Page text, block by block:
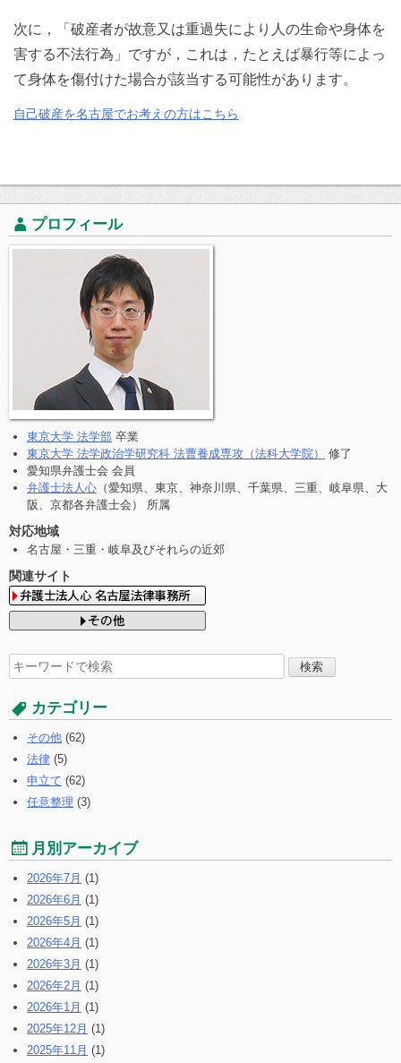
次に，「破産者が故意又は重過失により人の生命や身体を
害する不法行為」ですが，これは，たとえば暴行等によっ
て身体を傷付けた場合が該当する可能性があります。
自己破産を名古屋でお考えの方はこちら
プロフィール
東京大学 法学部 卒業
東京大学 法学政治学研究科 法曹養成専攻（法科大学院）
修了
愛知県弁護士会 会員
弁護士法人心 （愛知県、東京、神奈川県、千葉県、三重、岐阜県、大
阪、京都各弁護士会） 所属
対応地域
名古屋・三重・岐阜及びそれらの近郊
関連サイト
検
索
す
る:
カテゴリー
その他 (62)
法律 (5)
申立て (62)
任意整理 (3)
月別アーカイブ
2026年7月 (1)
2026年6月 (1)
2026年5月 (1)
2026年4月 (1)
2026年3月 (1)
2026年2月 (1)
2026年1月 (1)
2025年12月 (1)
2025年11月 (1)